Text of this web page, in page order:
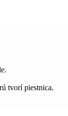
tvorí piestnica.